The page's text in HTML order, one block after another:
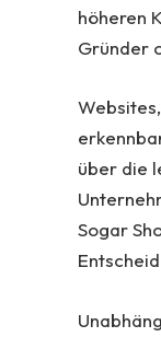
höheren
Gründer
über die
Sogar